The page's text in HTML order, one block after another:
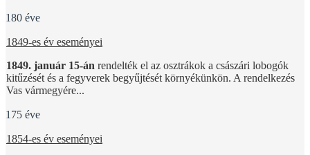
180 éve
1849-es év eseményei
1849. január 15-án rendelték el az osztrákok a császári lobogók
kitűzését és a fegyverek begyűjtését környékünkön. A rendelkezés
Vas vármegyére...
175 éve
1854-es év eseményei